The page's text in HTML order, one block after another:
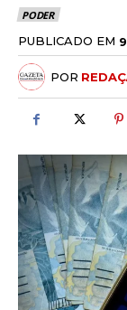
PODER
PUBLICADO EM
POR